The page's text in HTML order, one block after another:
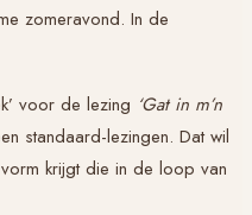
zomeravond. In de
voor de lezing ‘Gat in m’n
standaard-lezingen. Dat wil
krijgt die in de loop van